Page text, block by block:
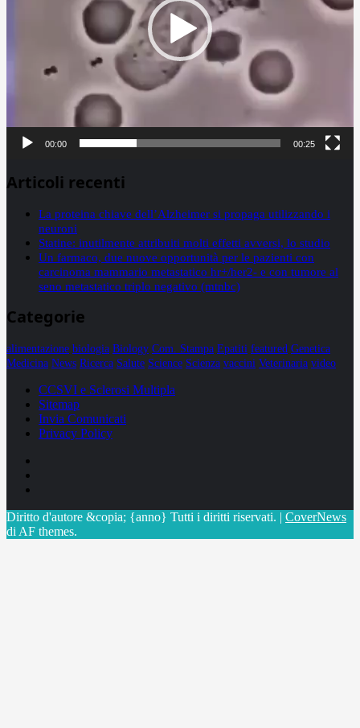
00:00 00:25
Articoli recenti
La proteina chiave dell’Alzheimer si propaga utilizzando i
neuroni
Statine: inutilmente attribuiti molti effetti avversi, lo studio
Un farmaco, due nuove opportunità per le pazienti con
carcinoma mammario metastatico hr+/her2- e con tumore al
seno metastatico triplo negativo (mtnbc)
Categorie
alimentazione biologia Biology Com. Stampa Epatiti featured Genetica
Medicina News Ricerca Salute Science Scienza vaccini Veterinaria video
CCSVI e Sclerosi Multipla
Sitemap
Invia Comunicati
Privacy Policy
Diritto d'autore &copia; {anno} Tutti i diritti riservati. | CoverNews
di AF themes.